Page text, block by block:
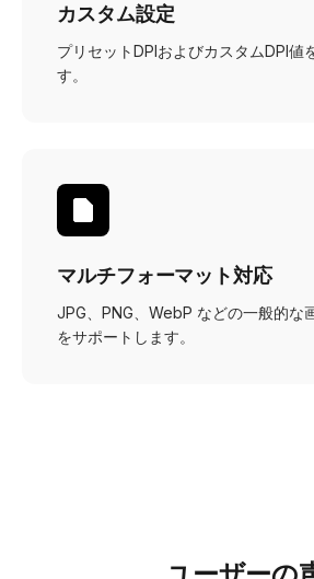
カスタム設定
プリセットDPIおよびカスタムDPI値
す。
マルチフォーマット対応
JPG、PNG、WebP などの一般的な
をサポートします。